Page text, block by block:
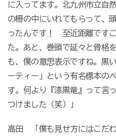
に入ってます。北九州市立自
の柵の中にいれてもらって、
ったんです！ 至近距離です
た。あと、巻頭で延々と骨格
も、僕の意思表示ですね。黒
ーティー」という有名標本の
す。何より『漆黒竜』って言
つけました（笑）」
高田 「僕も見せ方にはこだ